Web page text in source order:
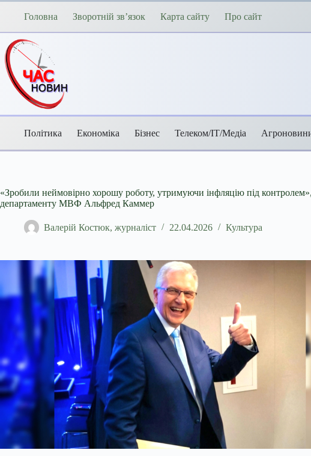
Перейти
Головна Зворотній зв’язок Карта сайту Про сайт
Політика Економіка Бізнес Телеком/ІТ/Медіа
«Зробили неймовірно хорошу роботу, утримуючи інфляцію під
департаменту МВФ Альфред Каммер
Валерій Костюк, журналіст 22.04.2026 Культура